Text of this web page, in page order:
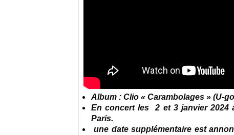
Album : Clio « Carambolages » (U-
En concert les 2 et 3 janvier 2024
Paris.
une date supplémentaire est